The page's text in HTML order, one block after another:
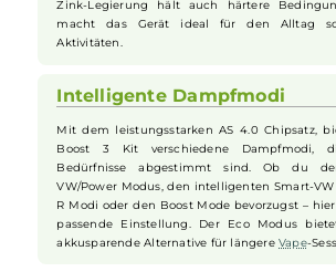
und angenehm in der Hand liegt. Das
Drip Tipschmiegt sich perfekt an deine
zusätzlichen Komfort beim Dampfen
zuverlässige Verbindung zwischen Pod
Robust und Langlebig
Dank der Tri-Proof Protection ist das
Wasser,Staubund Stöße geschützt. Das
Zink-Legierung hält auch härtere
macht das Gerät ideal für den